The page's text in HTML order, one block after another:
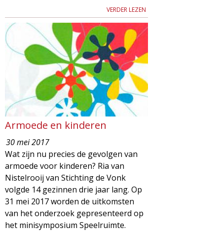
VERDER LEZEN
Armoede en kinderen
30 mei 2017
Wat zijn nu precies de gevolgen van
armoede voor kinderen? Ria van
Nistelrooij van Stichting de Vonk
volgde 14 gezinnen drie jaar lang. Op
31 mei 2017 worden de uitkomsten
van het onderzoek gepresenteerd op
het minisymposium Speelruimte.